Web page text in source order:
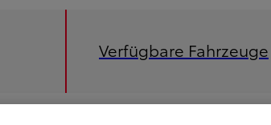
Verfügbare Fahrzeuge